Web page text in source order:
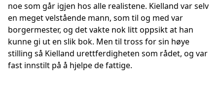
noe som går igjen hos alle realistene. Kielland var selv
en meget velstående mann, som til og med var
borgermester, og det vakte nok litt oppsikt at han
kunne gi ut en slik bok. Men til tross for sin høye
stilling så Kielland urettferdigheten som rådet, og var
fast innstilt på å hjelpe de fattige.